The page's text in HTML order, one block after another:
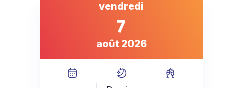
vendredi
7
août 2026